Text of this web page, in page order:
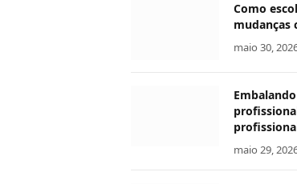
Como
mudanças
maio 30,
maio 29,